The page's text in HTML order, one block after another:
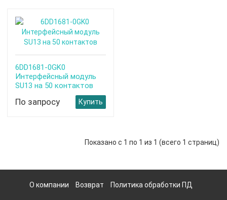
6DD1681-0GK0
Интерфейсный модуль
SU13 на 50 контактов
По запросу Купить
Показано с 1 по 1 из 1 (всего 1 страниц)
О компании Возврат Политика обработки ПД